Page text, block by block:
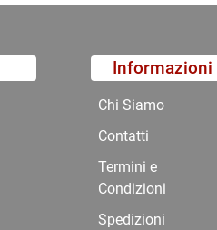
Informazioni
Chi Siamo
Contatti
Termini e
Condizioni
Spedizioni